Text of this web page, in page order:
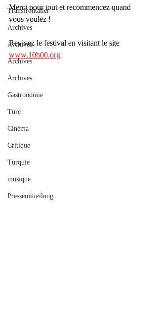
Transfrontalier
Archives
Archives
Archives
Archives
Gastronomie
Turc
Cinéma
Critique
Turquie
musique
Pressemitteilung
Merci pour tout et recommencez quand
vous voulez !
Revivez le festival en visitant le site
www.10h00.org